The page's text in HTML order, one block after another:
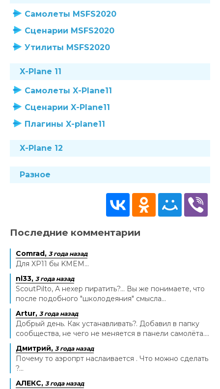
Самолеты MSFS2020
Сценарии MSFS2020
Утилиты MSFS2020
X-Plane 11
Самолеты X-Plane11
Сценарии X-Plane11
Плагины X-plane11
X-Plane 12
Разное
Последние комментарии
Comrad, 3 года назад
Для XP11 бы KMEM...
nl33, 3 года назад
ScoutPilto, А нехер пиратить?... Вы же понимаете, что
после подобного "школодеяния" смысла...
Artur, 3 года назад
Добрый день. Как устанавливать?. Добавил в папку
сообщества, не чего не меняется в панели самолёта....
Дмитрий, 3 года назад
Почему то аэропрт наслаивается . Что можно сделать
?...
АЛЕКС, 3 года назад